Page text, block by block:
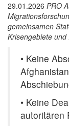
29.01.2026 PRO
gemeinsamen
Krisengebiete und
• Keine
• Keine
autoritären